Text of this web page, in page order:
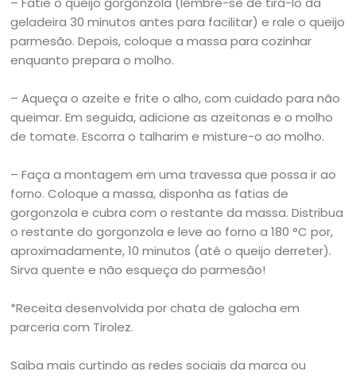
geladeira 30 minutos antes para facilitar) e rale o queijo
parmesão. Depois, coloque a massa para cozinhar
enquanto prepara o molho.
– Aqueça o azeite e frite o alho, com cuidado para não
queimar. Em seguida, adicione as azeitonas e o molho
de tomate. Escorra o talharim e misture-o ao molho.
– Faça a montagem em uma travessa que possa ir ao
forno. Coloque a massa, disponha as fatias de
gorgonzola e cubra com o restante da massa. Distribua
o restante do gorgonzola e leve ao forno a 180 °C por,
aproximadamente, 10 minutos (até o queijo derreter).
Sirva quente e não esqueça do parmesão!
*Receita desenvolvida por chata de galocha em
parceria com Tirolez.
Saiba mais curtindo as redes sociais da marca ou